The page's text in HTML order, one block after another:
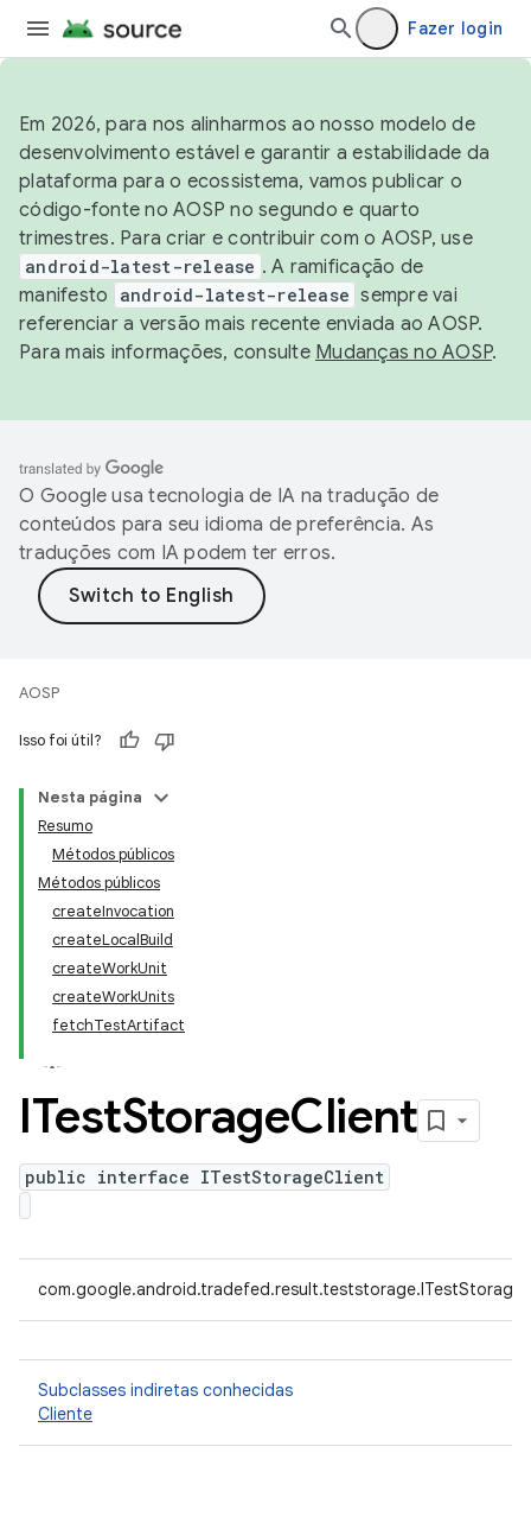
Fazer login
Em 2026, para nos alinharmos ao nosso modelo de
desenvolvimento estável e garantir a estabilidade da
plataforma para o ecossistema, vamos publicar o
código-fonte no AOSP no segundo e quarto
trimestres. Para criar e contribuir com o AOSP, use
android-latest-release . A ramificação de
manifesto
android-latest-release sempre vai
referenciar a versão mais recente enviada ao AOSP.
Para mais informações, consulte Mudanças no AOSP.
O Google usa tecnologia de IA na tradução de
conteúdos para seu idioma de preferência. As
traduções com IA podem ter erros.
AOSP
Isso foi útil?
Nesta página
Resumo
Métodos públicos
Métodos públicos
createInvocation
createLocalBuild
createWorkUnit
createWorkUnits
fetchTestArtifact
ITestStorageClient
public interface ITestStorageClient
Subclasses indiretas conhecidas
Cliente